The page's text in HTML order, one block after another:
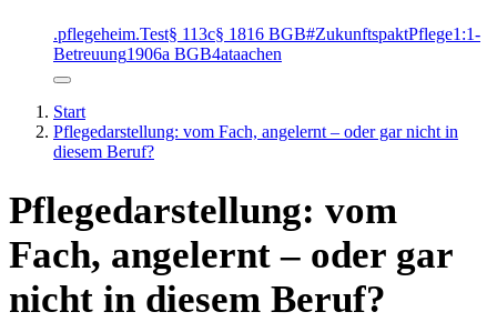
.pflegeheim.Test§ 113c§ 1816 BGB#ZukunftspaktPflege1:1-
Betreuung1906a BGB4ataachen
Start
Pflegedarstellung: vom Fach, angelernt – oder gar nicht in
diesem Beruf?
Pflegedarstellung: vom
Fach, angelernt – oder gar
nicht in diesem Beruf?